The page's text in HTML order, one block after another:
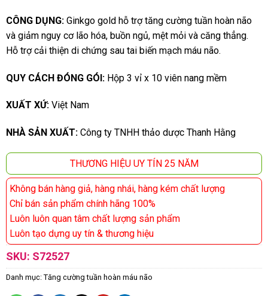
CÔNG DỤNG:Ginkgo gold hỗ trợ tăng cường tuần hoàn não
và giảm nguy cơ lão hóa, buồn ngủ, mệt mỏi và căng thẳng.
Hỗ trợ cải thiện di chứng sau tai biến mạch máu não.
QUY CÁCH ĐÓNG GÓI:Hộp 3 vỉ x 10 viên nang mềm
XUẤT XỨ:Việt Nam
NHÀ SẢN XUẤT:Công ty TNHH thảo dược Thanh Hằng
THƯƠNG HIỆU UY TÍN 25 NĂM
Không bán hàng giả, hàng nhái, hàng kém chất lượng
Chỉ bán sản phẩm chính hãng 100%
Luôn luôn quan tâm chất lượng sản phẩm
Luôn tạo dựng uy tín & thương hiệu
SKU: S72527
Danh mục: Tăng cường tuần hoàn máu não